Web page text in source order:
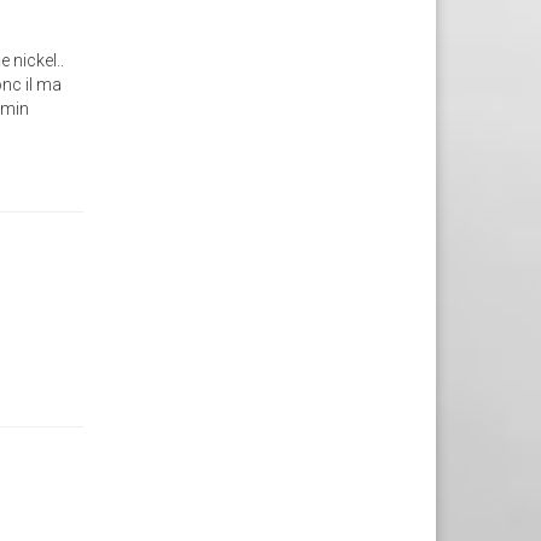
nickel..
il ma